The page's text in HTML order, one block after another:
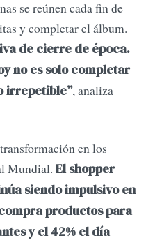
se reúnen cada fin de
y completar el álbum.
de cierre de época.
no es solo completar
irrepetible”, analiza
en los
Mundial. El shopper
siendo impulsivo en
productos para
y el 42% el día